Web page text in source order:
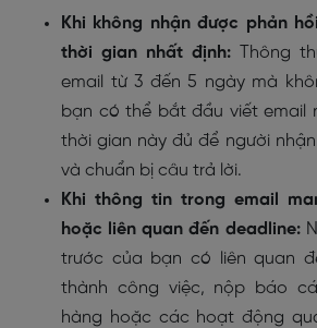
Khi không nhận được phản
thời gian nhất định: Thông
email từ 3 đến 5 ngày mà
bạn có thể bắt đầu viết email
thời gian này đủ để người
và chuẩn bị câu trả lời.
Khi thông tin trong email
hoặc liên quan đến deadline:
trước của bạn có liên quan
thành công việc, nộp báo
hàng hoặc các hoạt động